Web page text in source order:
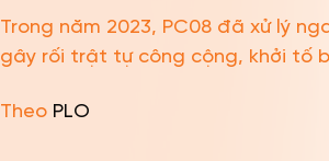
Trong năm 2023, PC08 đã xử lý
gây rối trật tự công cộng, khởi tố
Theo PLO